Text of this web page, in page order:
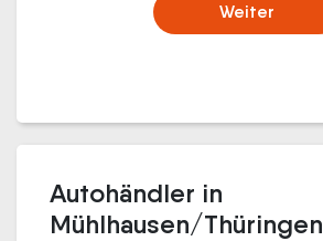
Weiter
Autohändler in
Mühlhausen/Thüringen